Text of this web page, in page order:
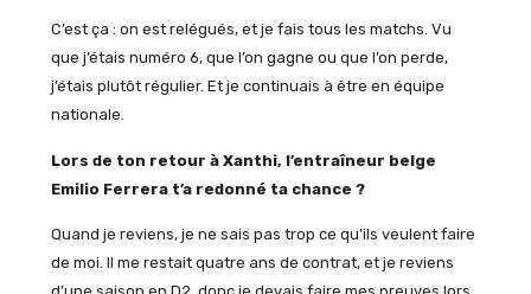
C’est ça : on est relégués, et je fais tous les matchs. Vu
que j’étais numéro 6, que l’on gagne ou que l’on perde,
j’étais plutôt régulier. Et je continuais à être en équipe
nationale.
Lors de ton retour à Xanthi, l’entraîneur belge
Emilio Ferrera t’a redonné ta chance ?
Quand je reviens, je ne sais pas trop ce qu’ils veulent faire
de moi. Il me restait quatre ans de contrat, et je reviens